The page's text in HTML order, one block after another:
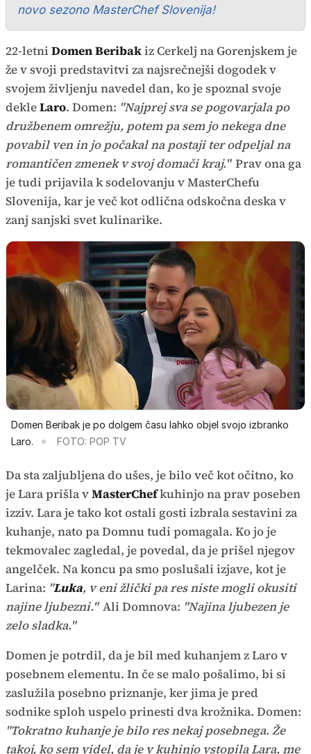
novo sezono MasterChef Slovenija!
22-letni Domen Beribakiz Cerkelj na Gorenjskem je
že v svoji predstavitvi za najsrečnejši dogodek v
svojem življenju navedel dan, ko je spoznal svoje
dekleLaro. Domen: "Najprej sva se pogovarjala po
družbenem omrežju, potem pa sem jo nekega dne
povabil ven in jo počakal na postaji ter odpeljal na
romantičen zmenek v svoj domači kraj." Prav ona ga
je tudi prijavila k sodelovanju v MasterChefu
Slovenija, kar je več kot odlična odskočna deska v
zanj sanjski svet kulinarike.
Domen Beribak je po dolgem času lahko objel svojo izbranko
Laro.
FOTO: POP TV
Da sta zaljubljena do ušes, je bilo več kot očitno, ko
je Lara prišla vMasterChefkuhinjo na prav poseben
izziv. Lara je tako kot ostali gosti izbrala sestavini za
kuhanje, nato pa Domnu tudi pomagala. Ko jo je
tekmovalec zagledal, je povedal, da je prišel njegov
angelček. Na koncu pa smo poslušali izjave, kot je
Larina: "Luka, v eni žlički pa res niste mogli okusiti
najine ljubezni." Ali Domnova: "Najina ljubezen je
zelo sladka."
Domen je potrdil, da je bil med kuhanjem z Laro v
posebnem elementu. In če se malo pošalimo, bi si
zaslužila posebno priznanje, ker jima je pred
sodnike sploh uspelo prinesti dva krožnika. Domen:
"Tokratno kuhanje je bilo res nekaj posebnega. Že
takoj, ko sem videl, da je v kuhinjo vstopila Lara, me